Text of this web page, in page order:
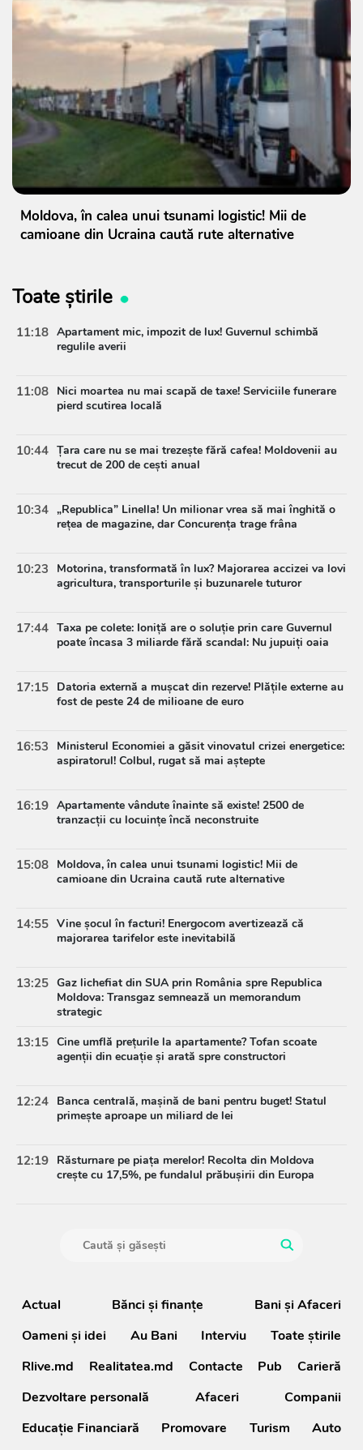
Moldova, în calea unui tsunami logistic! Mii de
camioane din Ucraina caută rute alternative
Toate știrile
11:18 Apartament mic, impozit de lux! Guvernul schimbă
regulile averii
11:08 Nici moartea nu mai scapă de taxe! Serviciile funerare
pierd scutirea locală
10:44 Țara care nu se mai trezește fără cafea! Moldovenii au
trecut de 200 de cești anual
10:34 „Republica” Linella! Un milionar vrea să mai înghită o
rețea de magazine, dar Concurența trage frâna
10:23
Motorina, transformată în lux? Majorarea accizei va lovi
agricultura, transporturile și buzunarele tuturor
17:44 Taxa pe colete: Ioniță are o soluție prin care Guvernul
poate încasa 3 miliarde fără scandal: Nu jupuiți oaia
17:15 Datoria externă a mușcat din rezerve! Plățile externe au
fost de peste 24 de milioane de euro
16:53
Ministerul Economiei a găsit vinovatul crizei energetice:
aspiratorul! Colbul, rugat să mai aștepte
16:19 Apartamente vândute înainte să existe! 2500 de
tranzacții cu locuințe încă neconstruite
15:08 Moldova, în calea unui tsunami logistic! Mii de
camioane din Ucraina caută rute alternative
14:55 Vine șocul în facturi! Energocom avertizează că
majorarea tarifelor este inevitabilă
13:25 Gaz lichefiat din SUA prin România spre Republica
Moldova: Transgaz semnează un memorandum
strategic
13:15 Cine umflă prețurile la apartamente? Tofan scoate
agenții din ecuație și arată spre constructori
12:24 Banca centrală, mașină de bani pentru buget! Statul
primește aproape un miliard de lei
12:19 Răsturnare pe piața merelor! Recolta din Moldova
crește cu 17,5%, pe fundalul prăbușirii din Europa
Actual Bănci şi finanţe
Bani și Afaceri
Oameni şi idei
Au Bani Interviu
Toate știrile
Rlive.md
Realitatea.md Contacte Pub
Carieră
Dezvoltare personală
Afaceri
Companii
Educație Financiară
Promovare Turism
Auto